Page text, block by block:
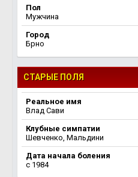
Пол
Мужчина
Город
Брно
СТАРЫЕ ПОЛЯ
Реальное имя
Влад Сави
Клубные симпатии
Шевченко, Мальдини
Дата начала боления
c 1984